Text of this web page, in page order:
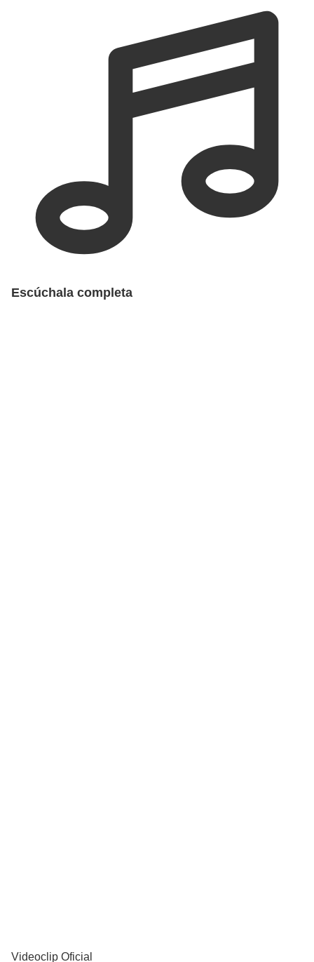
Escúchala completa
Videoclip Oficial